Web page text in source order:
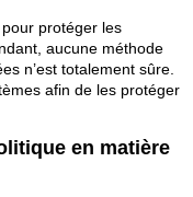
protéger les
aucune méthode
n’est totalement sûre.
afin de les protéger
en matière